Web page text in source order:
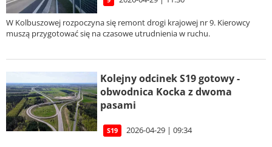
W Kolbuszowej rozpoczyna się remont drogi krajowej nr 9. Kierowcy
muszą przygotować się na czasowe utrudnienia w ruchu.
Kolejny odcinek S19 gotowy -
obwodnica Kocka z dwoma
pasami
S19 2026-04-29 | 09:34